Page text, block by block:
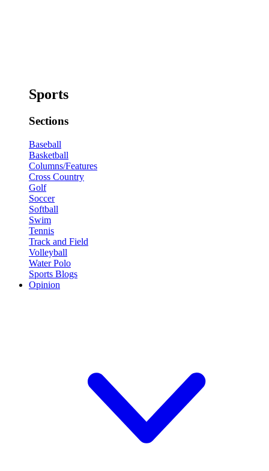
Sports
Sections
Baseball
Basketball
Columns/Features
Cross Country
Golf
Soccer
Softball
Swim
Tennis
Track and Field
Volleyball
Water Polo
Sports Blogs
Opinion